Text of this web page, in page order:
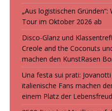
„Aus logistischen
Tour im Oktober 2026 ab
Disco-Glanz und
Creole and the Coconuts
machen den KunstRasen
Una festa sui prati:
italienische Fans machen
einem Platz der